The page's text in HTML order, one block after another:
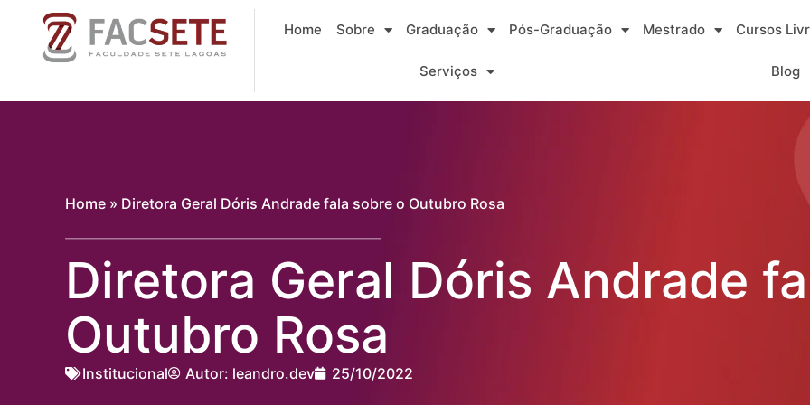
Home Sobre Graduação Pós-Graduação Mestrado Cursos
Serviços Blog
Home » Diretora Geral Dóris Andrade fala sobre o Outubro Rosa
Diretora Geral Dóris Andrade
Outubro Rosa
Institucional Autor: leandro.dev 25/10/2022